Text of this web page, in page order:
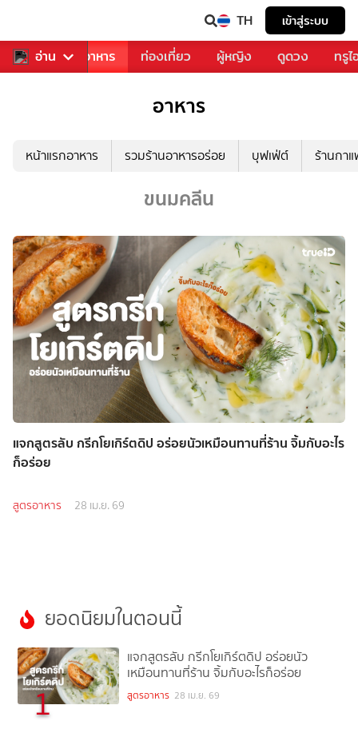
TH เข้าสู่ระบบ
อ่าน
การเพลง อาหาร ท่องเที่ยว ผู้หญิง ดูดวง ทรู
อาหาร
หน้าแรกอาหาร รวมร้านอาหารอร่อย บุฟเฟ่ต์ ร้านกา
ขนมคลีน
แจกสูตรลับ กรีกโยเกิร์ตดิป อร่อยนัวเหมือนทานที่ร้าน จิ้มกับอะไร
ก็อร่อย
สูตรอาหาร 28 เม.ย. 69
ยอดนิยมในตอนนี้
1
แจกสูตรลับ กรีกโยเกิร์ตดิป อร่อยนัว
เหมือนทานที่ร้าน จิ้มกับอะไรก็อร่อย
สูตรอาหาร 28 เม.ย. 69